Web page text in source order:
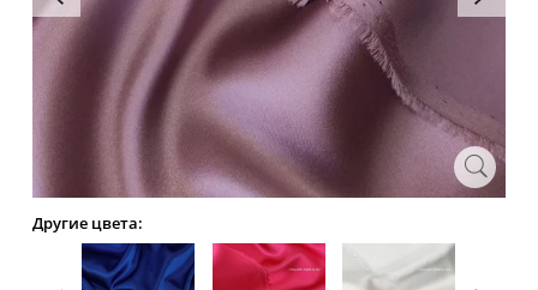
Другие цвета: